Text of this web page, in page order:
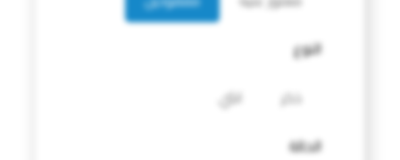
النوع
ذكر
انثي
الحالة